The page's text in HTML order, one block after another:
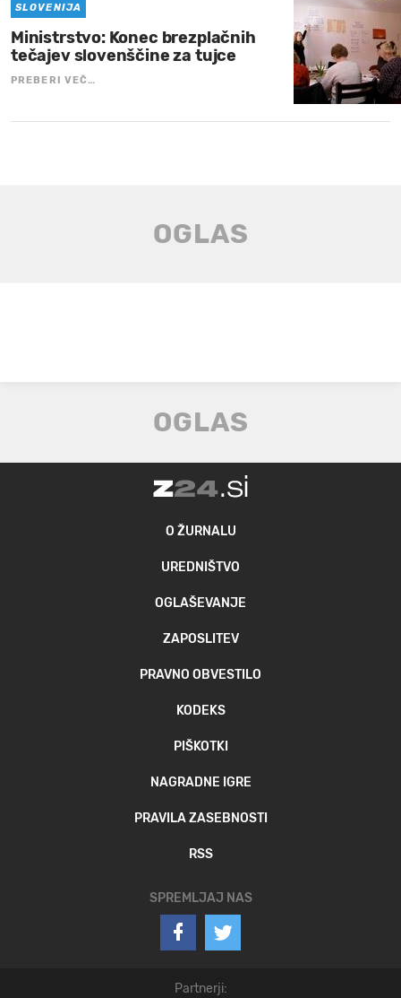
SLOVENIJA
Ministrstvo: Konec brezplačnih
tečajev slovenščine za tujce
PREBERI VEČ…
O ŽURNALU
UREDNIŠTVO
OGLAŠEVANJE
ZAPOSLITEV
PRAVNO OBVESTILO
KODEKS
PIŠKOTKI
NAGRADNE IGRE
PRAVILA ZASEBNOSTI
RSS
SPREMLJAJ NAS
Partnerji: